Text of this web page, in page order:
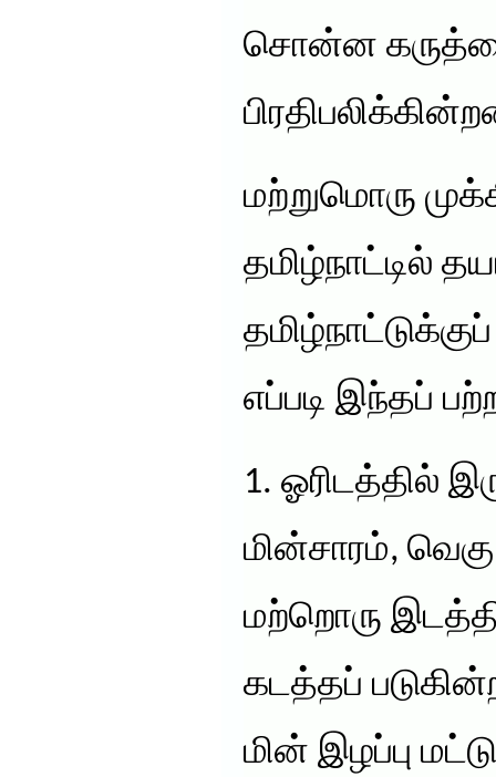
சொன்ன
மற்றுமொரு
தமிழ்நாட்டில்
எப்படி இந்தப்
1. ஓரிடத்தில்
மின்சாரம்,
மற்றொரு
கடத்தப்
மின் இழப்பு